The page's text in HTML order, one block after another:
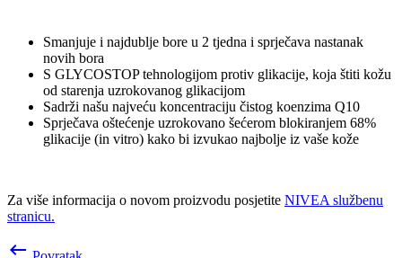
Smanjuje i najdublje bore u 2 tjedna i sprječava nastanak
novih bora
S GLYCOSTOP tehnologijom protiv glikacije, koja štiti kožu
od starenja uzrokovanog glikacijom
Sadrži našu najveću koncentraciju čistog koenzima Q10
Sprječava oštećenje uzrokovano šećerom blokiranjem 68%
glikacije (in vitro) kako bi izvukao najbolje iz vaše kože
Za više informacija o novom proizvodu posjetite NIVEA službenu
stranicu.
keyboard_backspace